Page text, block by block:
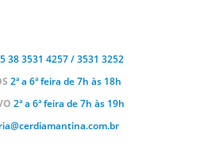
383531 4257 / 3531 3252
2ª a 6ª feira de 7h às 18h
2ª a 6ª feira de 7h às 19h